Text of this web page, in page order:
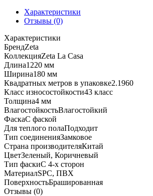
5
Венеция
Характеристики
Отзывы (0)
Характеристики
БрендZeta
КоллекцияZeta La Casa
Длина1220 мм
Ширина180 мм
Квадратных метров в упаковке2.1960
Класс износостойкости43 класс
Толщина4 мм
ВлагостойкостьВлагостойкий
ФаскаС фаской
Для теплого полаПодходит
Тип соединенияЗамковое
Страна производителяКитай
ЦветЗеленый, Коричневый
Тип фаскиС 4-х сторон
МатериалSPC, ПВХ
ПоверхностьБрашированная
Отзывы (0)